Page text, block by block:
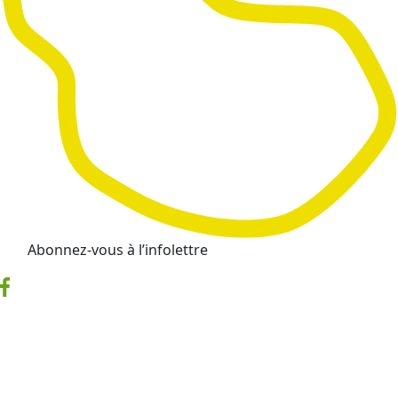
Abonnez-vous à l’infolettre